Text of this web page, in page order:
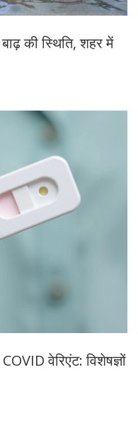
की स्थिति, शहर में
वेरिएंट: विशेषज्ञों